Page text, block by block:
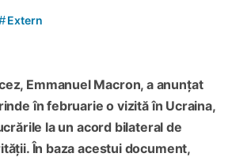
Extern
Emmanuel Macron, a anunțat
în februarie o vizită în Ucraina,
la un acord bilateral de
În baza acestui document,